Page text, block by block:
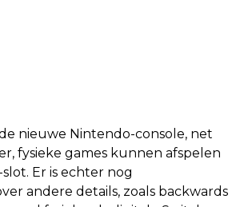
nieuwe Nintendo-console, net
fysieke games kunnen afspelen
Er is echter nog
andere details, zoals backwards